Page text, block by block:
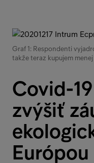
Graf 1: Respondenti
takže teraz kupujem
Covid-
zvýšiť
Európou